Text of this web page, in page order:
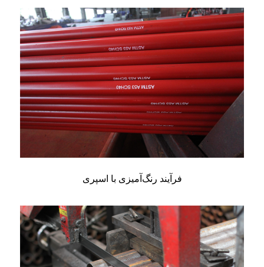
فرآیند رنگ‌آمیزی با اسپری